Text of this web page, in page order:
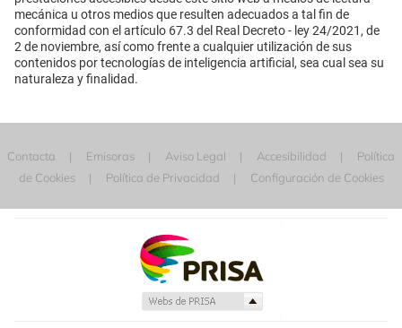
mecánica u otros medios que resulten adecuados a tal fin de
conformidad con el artículo 67.3 del Real Decreto - ley 24/2021, de
2 de noviembre, así como frente a cualquier utilización de sus
contenidos por tecnologías de inteligencia artificial, sea cual sea su
naturaleza y finalidad.
Contacta Emisoras Aviso Legal Accesibilidad
Política
de Cookies
Política de Privacidad Configuración de Cookies